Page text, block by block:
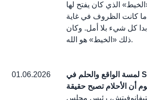
الذي كان يفتح لها
كانت الظروف في غاية
بدا كل شيء بلا أمل. وكان
ذلك «الخيط» هو الله.
01.06.2026
لمسة الواقع والحلم في StandardPrva:
أن الأحلام تصبح حقيقة
رئيس مجلس